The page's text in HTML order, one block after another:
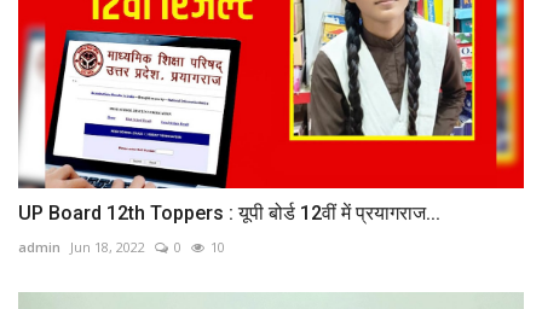
UP Board 12th Toppers : यूपी बोर्ड 12वीं में प्रयागराज...
admin Jun 18, 2022 0 10